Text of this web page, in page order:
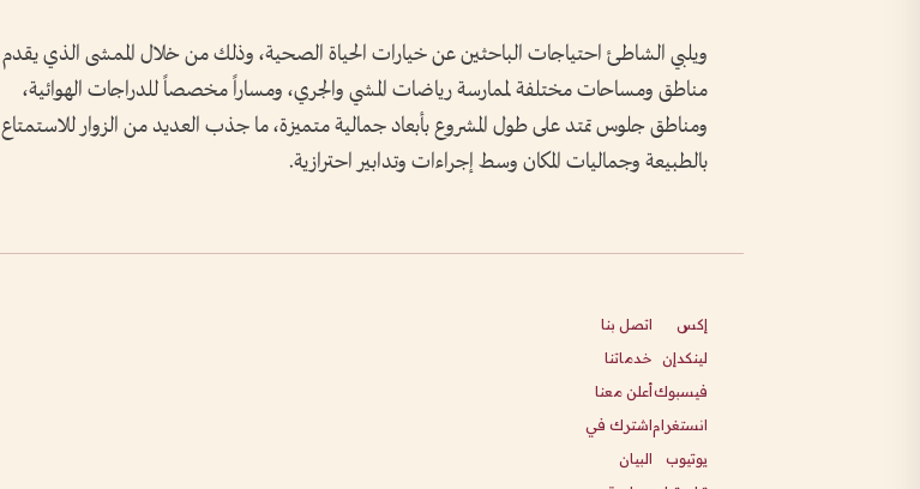
ويلبي الشاطئ احتياجات الباحثين عن خيارات الحياة الصحية، وذلك من خلال الممشى الذي يقدم
مناطق ومساحات مختلفة لممارسة رياضات المشي والجري، ومساراً مخصصاً للدراجات الهوائية،
ومناطق جلوس تمتد على طول المشروع بأبعاد جمالية متميزة، ما جذب العديد من الزوار للاستمتاع
بالطبيعة وجماليات المكان وسط إجراءات وتدابير احترازية.
إكس
لينكدإن
فيسبوك
انستغرام
يوتيوب
اتصل بنا
خدماتنا
أعلن معنا
اشترك في
البيان